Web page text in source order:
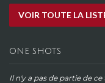
VOIR TOUTE LA
ONE SHOTS
Il n'y a pas de partie de